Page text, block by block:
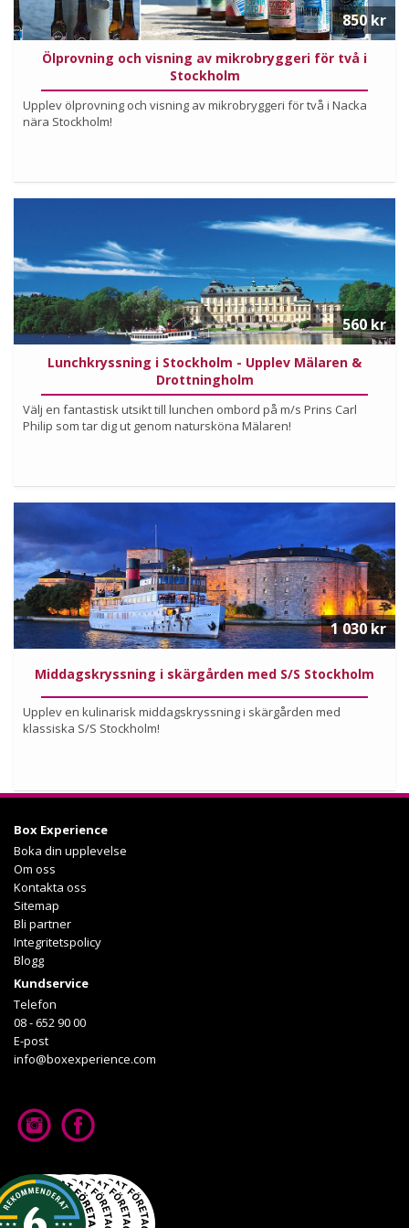
Ölprovning och visning av mikrobryggeri för två i
Stockholm
Upplev ölprovning och visning av mikrobryggeri för två i Nacka
nära Stockholm!
850 kr
Köp
Läs mer om upplevelsen
Lunchkryssning i Stockholm - Upplev Mälaren &
Drottningholm
Välj en fantastisk utsikt till lunchen ombord på m/s Prins Carl
Philip som tar dig ut genom natursköna Mälaren!
560 kr
Köp
Läs mer om upplevelsen
Middagskryssning i skärgården med S/S Stockholm
Upplev en kulinarisk middagskryssning i skärgården med
klassiska S/S Stockholm!
1 030 kr
Box Experience
Boka din upplevelse
Om oss
Kontakta oss
Sitemap
Bli partner
Integritetspolicy
Blogg
Kundservice
Telefon
08 - 652 90 00
E-post
info@boxexperience.com